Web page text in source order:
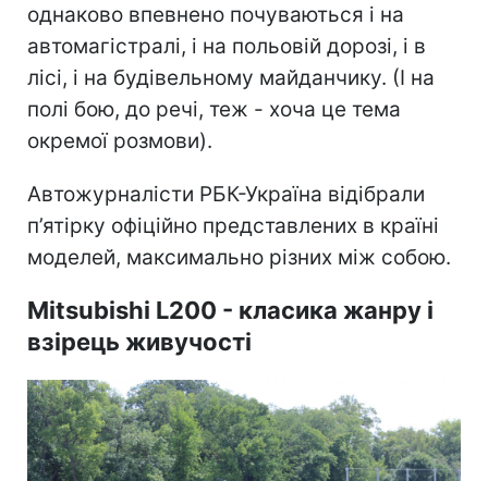
однаково впевнено почуваються і на
автомагістралі, і на польовій дорозі, і в
лісі, і на будівельному майданчику. (І на
полі бою, до речі, теж - хоча це тема
окремої розмови).
Автожурналісти РБК-Україна відібрали
п’ятірку офіційно представлених в країні
моделей, максимально різних між собою.
Mitsubishi L200 - класика жанру і
взірець живучості